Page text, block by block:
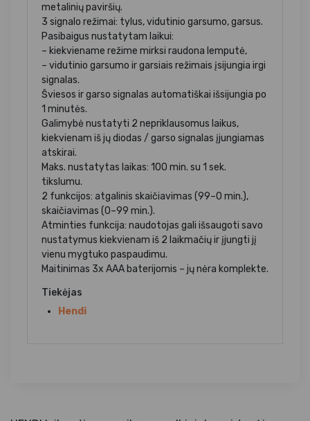
metalinių paviršių.
3 signalo režimai: tylus, vidutinio garsumo, garsus.
Pasibaigus nustatytam laikui:
– kiekviename režime mirksi raudona lemputė,
– vidutinio garsumo ir garsiais režimais įsijungia irgi
signalas.
Šviesos ir garso signalas automatiškai išsijungia po
1 minutės.
Galimybė nustatyti 2 nepriklausomus laikus,
kiekvienam iš jų diodas / garso signalas įjungiamas
atskirai.
Maks. nustatytas laikas: 100 min. su 1 sek.
tikslumu.
2 funkcijos: atgalinis skaičiavimas (99–0 min.),
skaičiavimas (0–99 min.).
Atminties funkcija: naudotojas gali išsaugoti savo
nustatymus kiekvienam iš 2 laikmačių ir įjungti jį
vienu mygtuko paspaudimu.
Maitinimas 3x AAA baterijomis – jų nėra komplekte.
Tiekėjas
Hendi